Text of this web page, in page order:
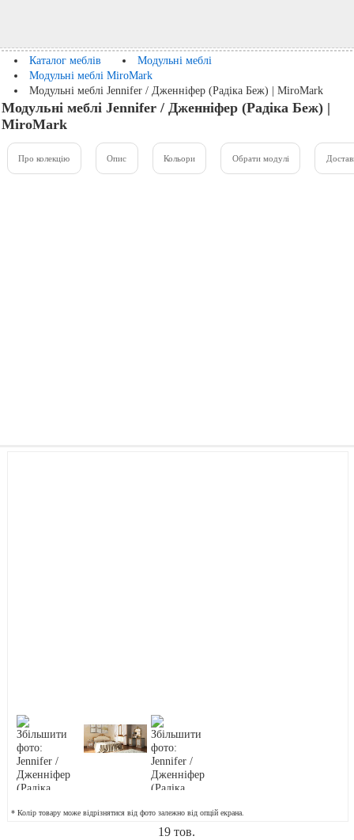
Каталог меблів
Модульні меблі
Модульні меблі MiroMark
Модульні меблі Jennifer / Дженніфер (Радіка Беж) | MiroMark
Модульні меблі Jennifer / Дженніфер (Радіка Беж) |
MiroMark
Про колекцію Опис Кольори Обрати модулі
* Колір товару може відрізнятися від фото залежно від опцій екрана.
19тов.